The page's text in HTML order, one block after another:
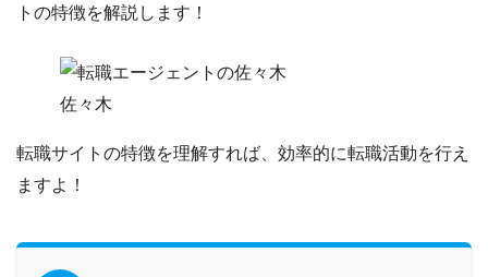
トの特徴を解説 します！
佐々木
転職サイトの特徴を理解すれば、効率的に転職活動を行え
ますよ！